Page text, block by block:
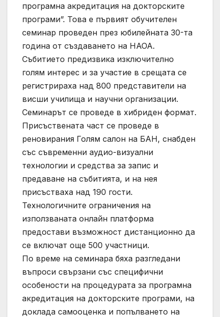
програмна акредитация на докторските
програми”. Това е първият обучителен
семинар проведен през юбилейната 30-та
година от създаването на НАОА.
Събитието предизвика изключително
голям интерес и за участие в срещата се
регистрираха над 800 представители на
висши училища и научни организации.
Семинарът се проведе в хибриден формат.
Присъствената част се проведе в
реновирания Голям салон на БАН, снабден
със съвременни аудио-визуални
технологии и средства за запис и
предаване на събитията, и на нея
присъстваха над 190 гости.
Технологичните ограничения на
използваната онлайн платформа
предостави възможност дистанционно да
се включат още 500 участници.
По време на семинара бяха разгледани
въпроси свързани със специфични
особености на процедурата за програмна
акредитация на докторските програми, на
доклада самооценка и попълването на